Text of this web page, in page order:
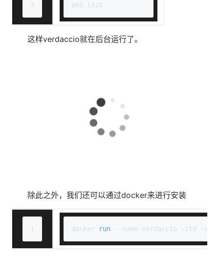
3
pm2 list
这样verdaccio就在后台运行了。
除此之外，我们还可以通过docker来进行安装
1 docker run --name verdaccio -itd -v ~/